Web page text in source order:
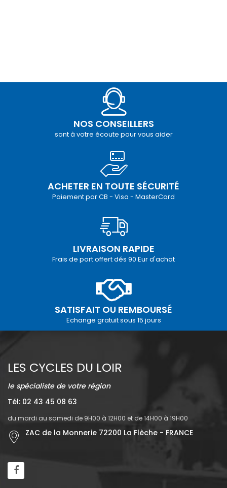
NOS CONSEILLERS
sont à votre écoute pour vous aider
ACHETER EN TOUTE SÉCURITÉ
Paiement par CB - Visa - MasterCard
LIVRAISON RAPIDE
Frais de port offert dés 90 Eur d'achat
SATISFAIT OU REMBOURSÉ
Echange gratuit sous 15 jours
LES CYCLES DU LOIR
le spécialiste de votre région
Tél: 02 43 45 08 63
du mardi au samedi de 9H00 à 12H00 et de 14H00 à 19H00
ZAC de la Monnerie 72200 La Flèche - FRANCE